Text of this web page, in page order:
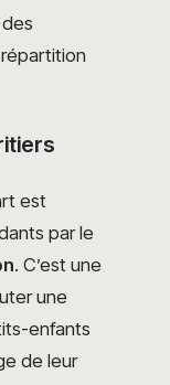
est
par le
. C’est une
une
enfants
de leur